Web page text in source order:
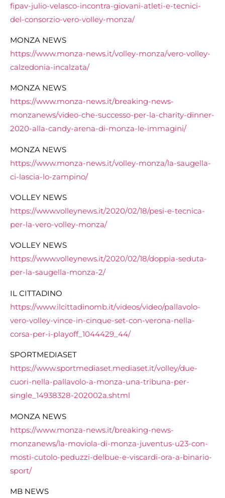
fipav-julio-velasco-incontra-giovani-atleti-e-tecnici-
del-consorzio-vero-volley-monza/
MONZA NEWS
https://www.monza-news.it/volley-monza/vero-volley-
calzedonia-incalzata/
MONZA NEWS
https://www.monza-news.it/breaking-news-
monzanews/video-che-successo-per-la-charity-dinner-
2020-alla-candy-arena-di-monza-le-immagini/
MONZA NEWS
https://www.monza-news.it/volley-monza/la-saugella-
ci-lascia-lo-zampino/
VOLLEY NEWS
https://www.volleynews.it/2020/02/18/pesi-e-tecnica-
per-la-vero-volley-monza/
VOLLEY NEWS
https://www.volleynews.it/2020/02/18/doppia-seduta-
per-la-saugella-monza-2/
IL CITTADINO
https://www.ilcittadinomb.it/videos/video/pallavolo-
vero-volley-vince-in-cinque-set-con-verona-nella-
corsa-per-i-playoff_1044429_44/
SPORTMEDIASET
https://www.sportmediaset.mediaset.it/volley/due-
cuori-nella-pallavolo-a-monza-una-tribuna-per-
single_14938328-202002a.shtml
MONZA NEWS
https://www.monza-news.it/breaking-news-
monzanews/la-moviola-di-monza-juventus-u23-con-
mosti-cutolo-peduzzi-delbue-e-viscardi-ora-a-binario-
sport/
MB NEWS